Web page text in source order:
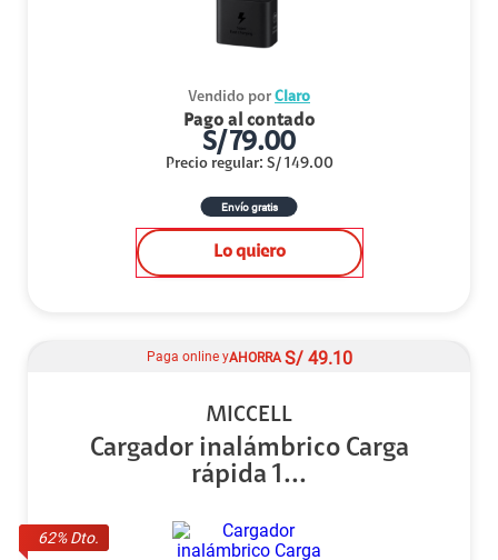
Vendido por Claro
Pago al contado
S/79.00
Precio regular: S/ 149.00
Envío gratis
Lo quiero
62% Dto.
Paga online yAHORRA S/ 49.10
MICCELL
Cargador inalámbrico Carga
rápida 1...